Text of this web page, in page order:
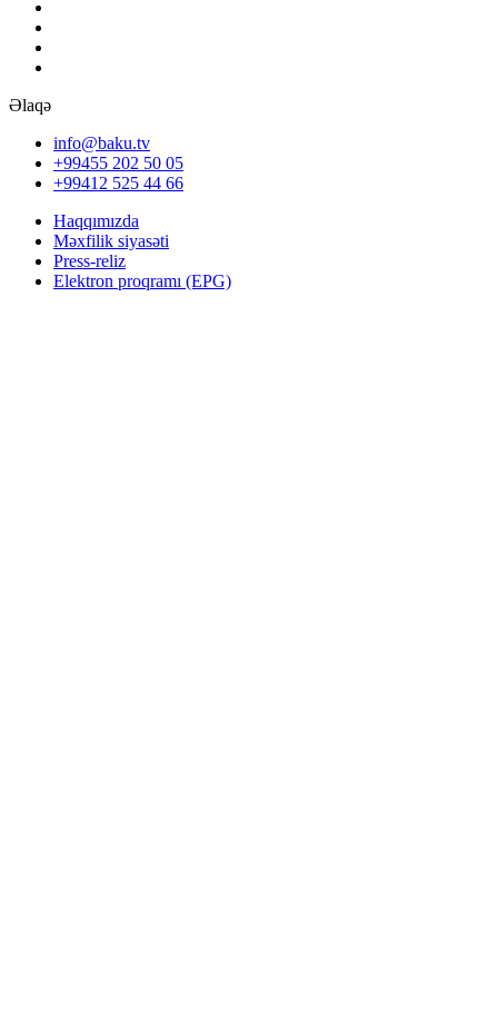
Əlaqə
info@baku.tv
+99455 202 50 05
+99412 525 44 66
Haqqımızda
Məxfilik siyasəti
Press-reliz
Elektron proqramı (EPG)